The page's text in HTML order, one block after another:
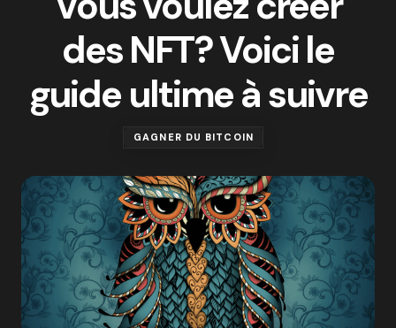
des NFT? Voici le
guide ultime à suivre
GAGNER DU BITCOIN